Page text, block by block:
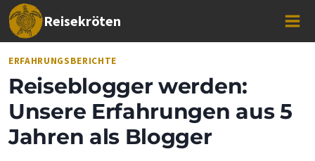
Zum
Inhalt
springen
Reisekröten
ERFAHRUNGSBERICHTE
Reiseblogger werden:
Unsere Erfahrungen aus 5
Jahren als Blogger